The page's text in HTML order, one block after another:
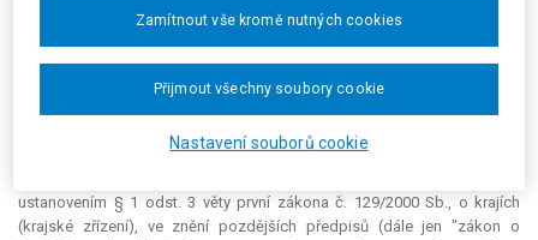
informací, když žádost byla směřována k žalované jako povinnému
subjektu, nikoli ke KÚ JMK. Žádost byla podle názoru žalobce povinna
žádost vyřídil namísto žalované. Při tomto tvrzení žalobce vyšel z
poskytovat informace vztahující se k jejich působnosti, jsou státní orgány,
ustanovením § 1 odst. 3 věty první zákona č. 129/2000 Sb., o krajích
(krajské zřízení), ve znění pozdějších předpisů (dále jen "zákon o
Nastavení souborů cookie
Zamítnout vše kromě nutných cookies
Přijmout všechny soubory cookie